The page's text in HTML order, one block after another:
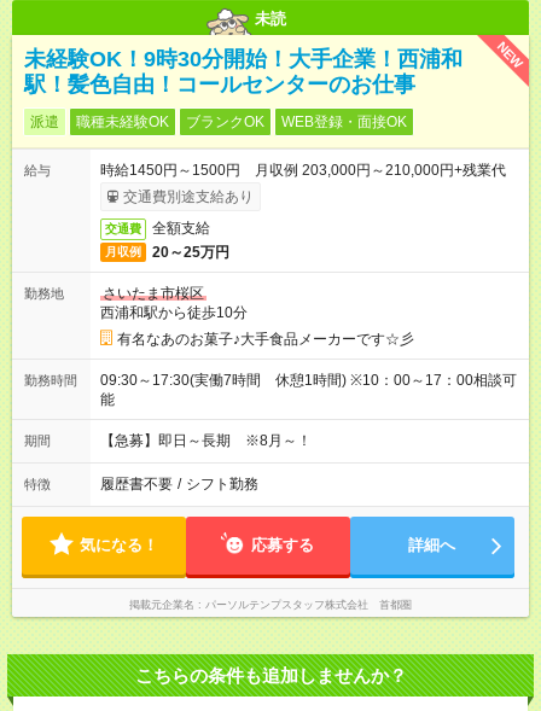
未読
NEW
未経験OK！9時30分開始！大手企業！西浦和
駅！髪色自由！コールセンターのお仕事
派遣 職種未経験OK ブランクOK WEB登録・面接OK
給与
時給1450円～1500円 月収例 203,000円～210,000円+残業代
交通費別途支給あり
交通費 全額支給
月収例 20～25万円
勤務地
さいたま市桜区
西浦和駅から徒歩10分
有名なあのお菓子♪大手食品メーカーです☆彡
勤務時間
09:30～17:30(実働7時間 休憩1時間) ※10：00～17：00相談可
能
期間 【急募】即日～長期 ※8月～！
特徴 履歴書不要 / シフト勤務
気になる！ 応募する 詳細へ
掲載元企業名 パーソルテンプスタッフ株式会社 首都圏
こちらの条件も追加しませんか？